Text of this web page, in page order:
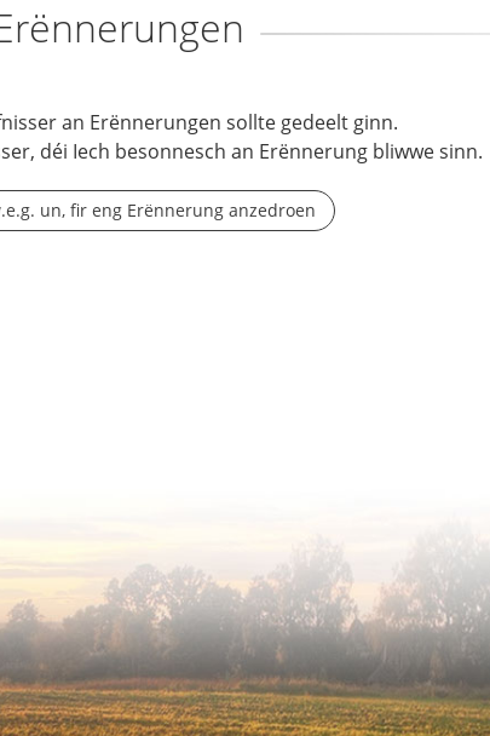
an Erënnerungen sollte gedeelt ginn.
déi Iech besonnesch an Erënnerung bliwwe sinn.
un, fir eng Erënnerung anzedroen